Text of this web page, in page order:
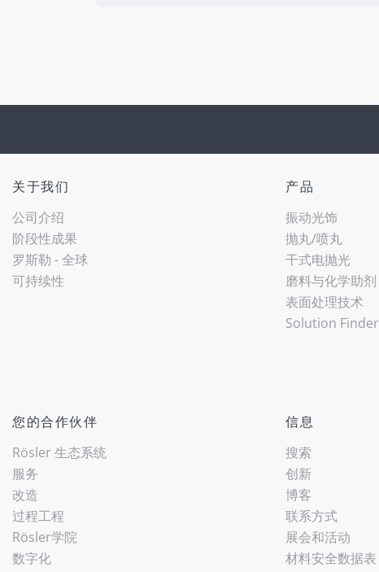
关于我们
公司介绍
阶段性成果
罗斯勒 - 全球
可持续性
产品
振动光饰
抛丸/喷丸
干式电抛光
磨料与化学助剂
表面处理技术
Solution Finder
您的合作伙伴
Rösler 生态系统
服务
改造
过程工程
Rösler学院
数字化
信息
搜索
创新
博客
联系方式
展会和活动
材料安全数据表